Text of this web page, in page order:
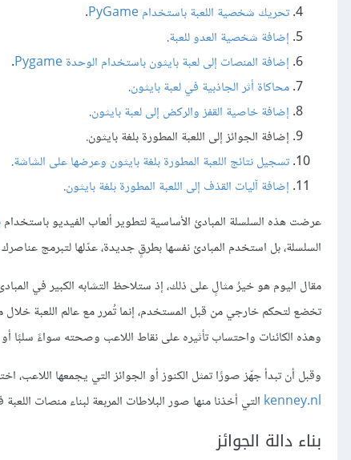
تحريك شخصية اللعبة باستخدام PyGame
.
إضافة شخصية العدو للعبة.
إضافة المنصات إلى لعبة بايثون باستخدام الوحدة Pygame
.
محاكاة أثر الجاذبية في لعبة بايثون.
إضافة خاصية القفز والركض إلى لعبة بايثون.
إضافة الجوائز إلى اللعبة المطورة بلغة بايثون.
تسجيل نتائج اللعبة المطورة بلغة بايثون وعرضها على الشاشة.
إضافة آليات القذف إلى اللعبة المطورة بلغة بايثون.
عرضت هذه السلسلة المبادئ الأساسية لتطوير ألعاب الفيديو باستخدام
السلسلة، بل استخدم المبادئ نفسها بطرقٍ جديدة، عدّلها لتبرمج
مقال اليوم هو خيرُ مثالٍ على ذلك، إذ ستلاحظ التشابه الكبير في
تخضع لتحكم خارجي من قبل المستخدم، إنما تُمرر مع عالم اللعبة خلال
وهذه الكائنات واحتساب تأثيره على نقاط اللاعب وصحته سواءً سلبًا أو
وقبل أن تبدأ جهّز صورًا تمثل الكنوز أو الجوائز التي يجمعها
kenney.nl التي أخذنا منها صور البلاطات المربعة لبناء منصات
بناء دالة الجوائز